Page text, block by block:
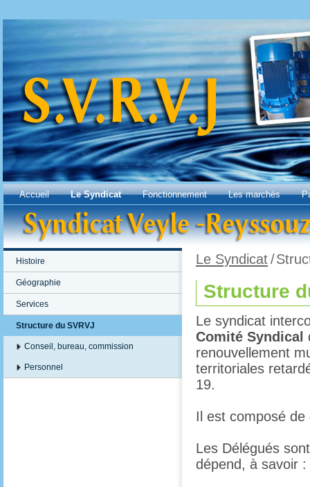
Accueil Le Syndicat Fonctionnement Les marchés
Le Syndicat/
Structure
Le syndicat
Comité Syndical
renouvellement
territoriales
19.
Il est composé
Les Délégués
dépend, à savoir :
Histoire
Géographie
Services
Structure du SVRVJ
Conseil, bureau, commission
Personnel